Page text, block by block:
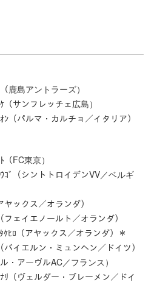
島アントラーズ）
ンフレッチェ広島）
パルマ・カルチョ／イタリア）
FC東京）
シントトロイデンVV／ベルギ
クス／オランダ）
イエノールト／オランダ）
（アヤックス／オランダ）＊
エルン・ミュンヘン／ドイツ）
アーヴルAC／フランス）
ヴェルダー・ブレーメン／ドイ